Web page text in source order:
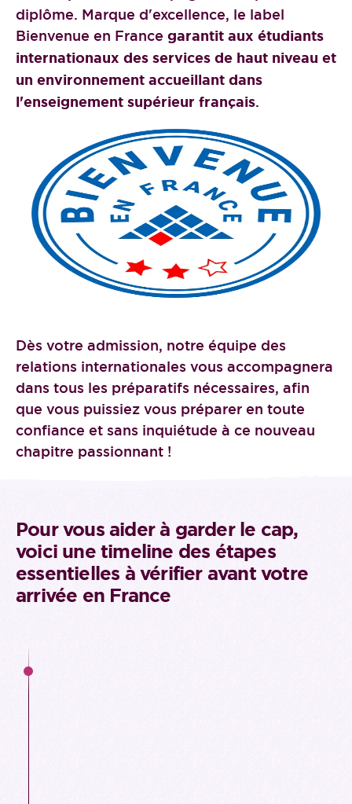
diplôme. Marque d'excellence, le label
Bienvenue en France garantit aux étudiants
internationaux des services de haut niveau et
un environnement accueillant dans
l'enseignement supérieur français.
Dès votre admission, notre équipe des
relations internationales vous accompagnera
dans tous les préparatifs nécessaires, afin
que vous puissiez vous préparer en toute
confiance et sans inquiétude à ce nouveau
chapitre passionnant !
Pour vous aider à garder le cap,
voici une timeline des étapes
essentielles à vérifier avant votre
arrivée en France